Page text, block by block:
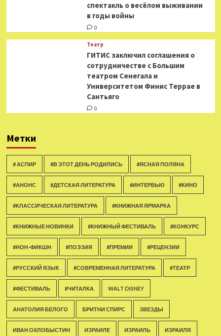
спектакль о весёлом выживании
в годы войны
0
Театр
ГИТИС заключил соглашения о
сотрудничестве с Большим
театром Сенегала и
Университетом Финис Террае в
Сантьяго
0
Метки
# АСПИР #В ЭТОТ ДЕНЬ РОДИЛИСЬ #ЯСНАЯ ПОЛЯНА
#АНОНС #ДЕТСКАЯ ЛИТЕРАТУРА #ИНТЕРВЬЮ #КИНО
#КЛАССИЧЕСКАЯ ЛИТЕРАТУРА #КНИЖНАЯ ЯРМАРКА
#КНИЖНЫЕ НОВИНКИ #КНИЖНЫЙ ФЕСТИВАЛЬ #КОНКУРС
#НОН-ФИКШН #ПОЭЗИЯ #ПРЕМИИ #РЕЦЕНЗИИ
#РУССКИЙ ЯЗЫК #СОВРЕМЕННАЯ ЛИТЕРАТУРА #ТЕАТР
#ФЕСТИВАЛЬ #ЧИТАЛКА WALT DISNEY
АНАТОЛИЯ БЕЛОГО БРИТНИ СПИРС ЗВЕЗДЫ
ИВАН ОХЛОБЫСТИН ИЗРАИЛЕ ИЗРАИЛЬ ИЗРАИЛЯ